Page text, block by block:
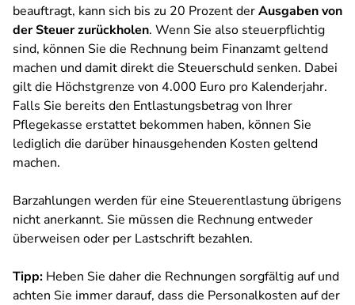
beauftragt, kann sich bis zu 20 Prozent derAusgaben von
der Steuer zurückholen. Wenn Sie also steuerpflichtig
sind, können Sie die Rechnung beim Finanzamt geltend
machen und damit direkt die Steuerschuld senken. Dabei
gilt die Höchstgrenze von 4.000 Euro pro Kalenderjahr.
Falls Sie bereits den Entlastungsbetrag von Ihrer
Pflegekasse erstattet bekommen haben, können Sie
lediglich die darüber hinausgehenden Kosten geltend
machen.
Barzahlungen werden für eine Steuerentlastung übrigens
nicht anerkannt. Sie müssen die Rechnung entweder
überweisen oder per Lastschrift bezahlen.
Tipp: Heben Sie daher die Rechnungen sorgfältig auf und
achten Sie immer darauf, dass die Personalkosten auf der